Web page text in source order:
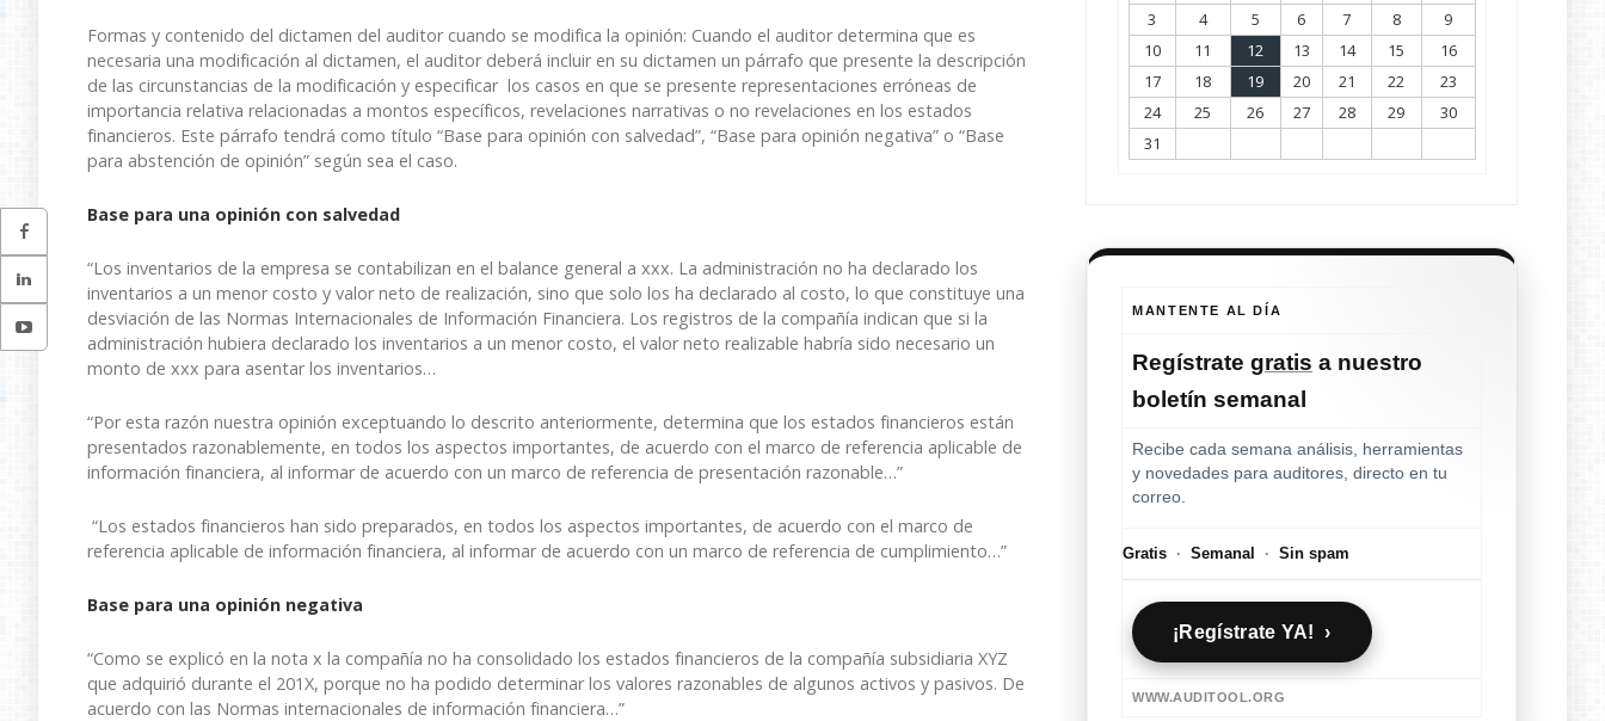
Formas y contenido del dictamen del auditor cuando se modifica la opinión: Cuando el auditor determina que es
necesaria una modificación al dictamen, el auditor deberá incluir en su dictamen un párrafo que presente la descripción
de las circunstancias de la modificación y especificar los casos en que se presente representaciones erróneas de
importancia relativa relacionadas a montos específicos, revelaciones narrativas o no revelaciones en los estados
financieros. Este párrafo tendrá como título “Base para opinión con salvedad”, “Base para opinión negativa” o “Base
para abstención de opinión” según sea el caso.
Base para una opinión con salvedad
“Los inventarios de la empresa se contabilizan en el balance general a xxx. La administración no ha declarado los
inventarios a un menor costo y valor neto de realización, sino que solo los ha declarado al costo, lo que constituye una
desviación de las Normas Internacionales de Información Financiera. Los registros de la compañía indican que si la
administración hubiera declarado los inventarios a un menor costo, el valor neto realizable habría sido necesario un
monto de xxx para asentar los inventarios…
“Por esta razón nuestra opinión exceptuando lo descrito anteriormente, determina que los estados financieros están
presentados razonablemente, en todos los aspectos importantes, de acuerdo con el marco de referencia aplicable de
información financiera, al informar de acuerdo con un marco de referencia de presentación razonable…”
“Los estados financieros han sido preparados, en todos los aspectos importantes, de acuerdo con el marco de
referencia aplicable de información financiera, al informar de acuerdo con un marco de referencia de cumplimiento…”
Base para una opinión negativa
“Como se explicó en la nota x la compañía no ha consolidado los estados financieros de la compañía subsidiaria XYZ
que adquirió durante el 201X, porque no ha podido determinar los valores razonables de algunos activos y pasivos. De
acuerdo con las Normas internacionales de información financiera…”
3
4 5 6 7 8
9
10
11 12 13 14 15
16
17
18 19 20 21 22
23
24
25 26 27 28 29
30
31
MANTENTE AL DÍA
Regístrategratis a nuestro
boletín semanal
Recibe cada semana análisis, herramientas
y novedades para auditores, directo en tu
correo.
Gratis · Semanal · Sin spam
¡Regístrate YA! ›
WWW.AUDITOOL.ORG